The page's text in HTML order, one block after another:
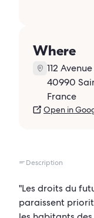
Where
112
40990
France
Open in
Description
"Les droits du
paraissent